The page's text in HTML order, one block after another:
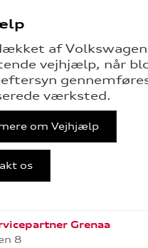
af
vejhjælp, når
værksted.
om Vejhjælp
os
Grenaa
8